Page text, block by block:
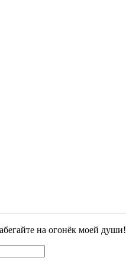
на огонёк моей души!